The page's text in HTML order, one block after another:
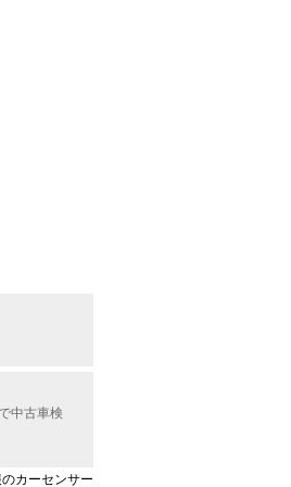
中古車検
カーセンサー